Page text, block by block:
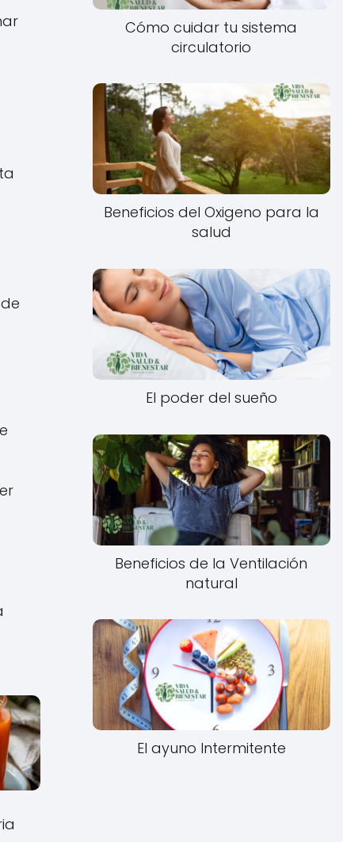
Cómo cuidar tu sistema
circulatorio
Beneficios del Oxigeno para la
salud
El poder del sueño
Beneficios de la Ventilación
natural
El ayuno Intermitente